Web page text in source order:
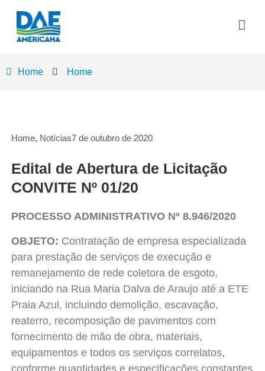
Home Home
Home, Notícias7 de outubro de 2020
Edital de Abertura de Licitação
CONVITE Nº 01/20
PROCESSO ADMINISTRATIVO Nº 8.946/2020
OBJETO: Contratação de empresa especializada
para prestação de serviços de execução e
remanejamento de rede coletora de esgoto,
iniciando na Rua Maria Dalva de Araujo até a ETE
Praia Azul, incluindo demolição, escavação,
reaterro, recomposição de pavimentos com
fornecimento de mão de obra, materiais,
equipamentos e todos os serviços correlatos,
conforme quantidades e especificações constantes